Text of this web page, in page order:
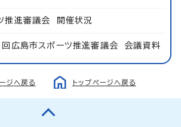
推進審議会 開催状況
広島市スポーツ推進審議会 会議資料
ジへ戻る トップページへ戻る